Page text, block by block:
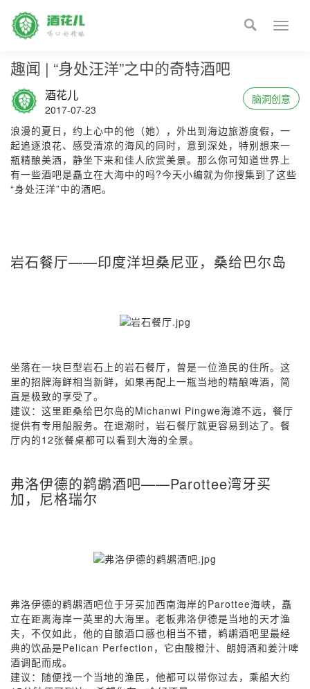
Toggle

趣闻 | “身处汪洋”之中的奇特酒吧
酒花儿
2017-07-23
脑洞创意
浪漫的夏日，约上心中的他（她），外出到海边旅游度假，一
起追逐浪花、感受清凉的海风的同时，意到深处，特别想来一
瓶精酿美酒，静坐下来和佳人欣赏美景。那么你可知道世界上
有一些酒吧是矗立在大海中的吗?今天小编就为你搜集到了这些
“身处汪洋”中的酒吧。
岩石餐厅——印度洋坦桑尼亚，桑给巴尔岛
坐落在一块巨型岩石上的岩石餐厅，曾是一位渔民的住所。这
里的招牌海鲜相当新鲜，如果再配上一瓶当地的精酿啤酒，简
直是极致的享受了。
建议：这里距桑给巴尔岛的Michanwi Pingwe海滩不远，餐厅
提供有专用船服务。在退潮时，岩石餐厅就更容易到达了。餐
厅内的12张餐桌都可以看到大海的全景。
弗洛伊德的鹈鹕酒吧——Parottee湾牙买
加，尼格瑞尔
弗洛伊德的鹈鹕酒吧位于牙买加西南海岸的Parottee海峡，矗
立在距离海岸一英里的大海里。老板弗洛伊德是当地的天才渔
夫，不仅如此，他的自酿酒口感也相当不错，鹈鹕酒吧里最经
典的饮品是Pelican Perfection，它由酸橙汁、朗姆酒和姜汁啤
酒调配而成。
建议：随便找一个当地的渔民，他都可以带你过去，乘船大约